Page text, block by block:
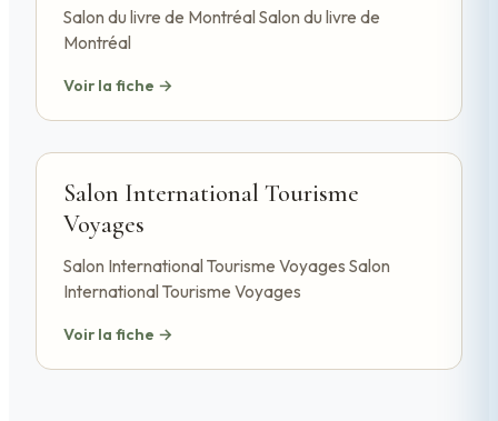
Salon du livre de Montréal Salon du livre de
Montréal
Voir la fiche →
Salon International Tourisme
Voyages
Salon International Tourisme Voyages Salon
International Tourisme Voyages
Voir la fiche →